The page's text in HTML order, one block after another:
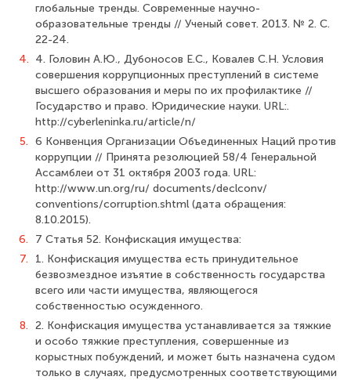
глобальные тренды. Современ­ные научно-
образовательные тренды // Ученый совет. 2013. № 2. С.
22-24.
4. 4. Головин А.Ю., Дубоносов Е.С., Ковалев С.Н. Условия
совершения корруп­ционных преступлений в системе
высшего образования и меры по их профилакти­ке //
Государство и право. Юридические науки. URL:.
http://cyberleninka.ru/article/n/
5. 6 Конвенция Организации Объединенных Наций против
коррупции // Принята ре­золюцией 58/4 Генеральной
Ассамблеи от 31 октября 2003 года. URL:
http://www.un.org/ru/ documents/declconv/
conventions/corruption.shtml (дата обращения:
8.10.2015).
6.
7 Статья 52. Конфискация имущества:
7.
1. Конфискация имущества есть принудительное
безвозмездное изъятие в собственность государства
всего или части имущества, являющегося
собственностью осужденного.
8. 2. Конфискация имущества устанавливается за тяжкие
и особо тяжкие преступления, со­вершенные из
корыстных побуждений, и может быть назначена судом
только в случаях, предусмотренных соответствующими